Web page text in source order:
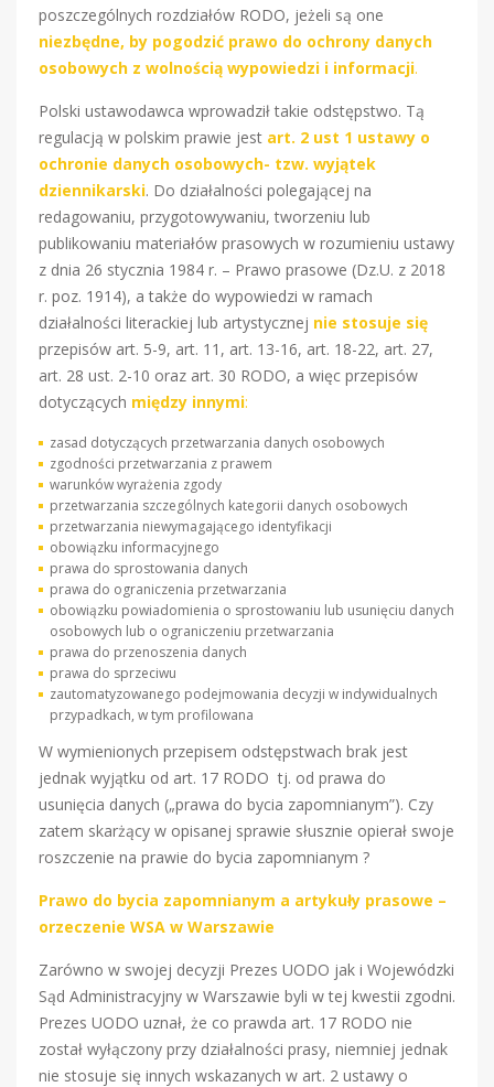
poszczególnych rozdziałów RODO, jeżeli są one
niezbędne, by pogodzić prawo do ochrony danych
osobowych z wolnością wypowiedzi i informacji.
Polski ustawodawca wprowadził takie odstępstwo. Tą
regulacją w polskim prawie jest art. 2 ust 1 ustawy o
ochronie danych osobowych- tzw. wyjątek
dziennikarski. Do działalności polegającej na
redagowaniu, przygotowywaniu, tworzeniu lub
publikowaniu materiałów prasowych w rozumieniu ustawy
z dnia 26 stycznia 1984 r. – Prawo prasowe (Dz.U. z 2018
r. poz. 1914), a także do wypowiedzi w ramach
działalności literackiej lub artystycznej nie stosuje się
przepisów art. 5-9, art. 11, art. 13-16, art. 18-22, art. 27,
art. 28 ust. 2-10 oraz art. 30 RODO, a więc przepisów
dotyczących między innymi:
zasad dotyczących przetwarzania danych osobowych
zgodności przetwarzania z prawem
warunków wyrażenia zgody
przetwarzania szczególnych kategorii danych osobowych
przetwarzania niewymagającego identyfikacji
obowiązku informacyjnego
prawa do sprostowania danych
prawa do ograniczenia przetwarzania
obowiązku powiadomienia o sprostowaniu lub usunięciu danych
osobowych lub o ograniczeniu przetwarzania
prawa do przenoszenia danych
prawa do sprzeciwu
zautomatyzowanego podejmowania decyzji w indywidualnych
przypadkach, w tym profilowana
W wymienionych przepisem odstępstwach brak jest
jednak wyjątku od art. 17 RODO tj. od prawa do
usunięcia danych („prawa do bycia zapomnianym”). Czy
zatem skarżący w opisanej sprawie słusznie opierał swoje
roszczenie na prawie do bycia zapomnianym ?
Prawo do bycia zapomnianym a artykuły prasowe –
orzeczenie WSA w Warszawie
Zarówno w swojej decyzji Prezes UODO jak i Wojewódzki
Sąd Administracyjny w Warszawie byli w tej kwestii zgodni.
Prezes UODO uznał, że co prawda art. 17 RODO nie
został wyłączony przy działalności prasy, niemniej jednak
nie stosuje się innych wskazanych w art. 2 ustawy o